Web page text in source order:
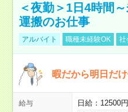
＜夜勤＞1日4時間
運搬のお仕事
アルバイト 職種未経験OK 社
暇だから明日だ
給与 日給：12500